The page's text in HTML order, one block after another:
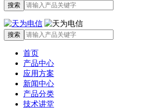
首页
产品中心
应用方案
新闻中心
产品分类
技术讲堂